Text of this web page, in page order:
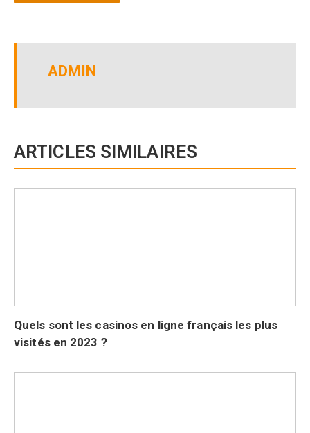
ADMIN
ARTICLES SIMILAIRES
Quels sont les casinos en ligne français les plus
visités en 2023 ?